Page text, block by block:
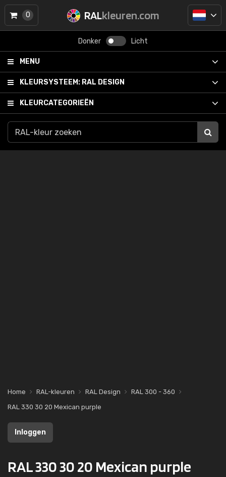
RALkleuren.com
Donker Licht
MENU
KLEURSYSTEEM: RAL DESIGN
KLEURCATEGORIEËN
0
Home RAL-kleuren RAL Design
RAL 300 - 360
RAL 330 30 20 Mexican purple
Inloggen
RAL 330 30 20 Mexican purple